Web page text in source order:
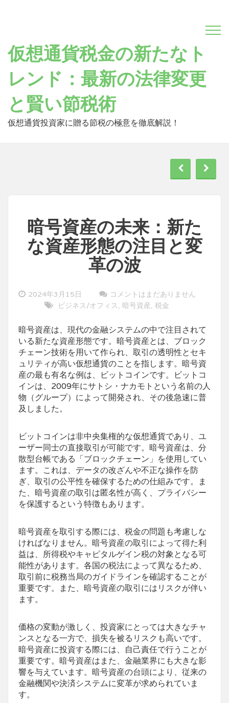
仮想通貨税金の新たなト
レンド：最新の法律変更
と賢い節税術
仮想通貨投資家に贈る節税の極意を徹底解説！
暗号資産の未来：新た
な資産形態の注目と変
革の波
2024年3月15日
コメントはまだありません
ビジネス/オフィス
暗号資産 税金
暗号資産は、現代の金融システムの中で注目されて
いる新たな資産形態です。 暗号資産とは、ブロック
チェーン技術を用いて作られ、取引の透明性とセキ
ュリティが高い仮想通貨のことを指します。暗号資
産の最も有名な例は、ビットコインです。ビットコ
インは、2009年にサトシ・ナカモトという名前の人
物（グループ）によって開発され、その後急速に普
及しました。
ビットコインは非中央集権的な仮想通貨であり、ユ
ーザー同士の直接取引が可能です。暗号資産は、分
散型台帳である「ブロックチェーン」を使用してい
ます。これは、データの改ざんや不正な操作を防
ぎ、取引の公平性を確保するための仕組みです。ま
た、暗号資産の取引は匿名性が高く、プライバシー
を保護するという特徴もあります。
暗号資産を取引する際には、税金の問題も考慮しな
ければなりません。暗号資産の取引によって得た利
益は、所得税やキャピタルゲイン税の対象となる可
能性があります。各国の税法によって異なるため、
取引前に税務当局のガイドラインを確認することが
重要です。また、暗号資産の取引にはリスクが伴い
ます。
価格の変動が激しく、投資家にとっては大きなチャ
ンスとなる一方で、損失を被るリスクも高いです。
暗号資産に投資する際には、自己責任で行うことが
重要です。暗号資産はまた、金融業界にも大きな影
響を与えています。暗号資産の台頭により、従来の
金融機関や決済システムに変革が求められていま
す。